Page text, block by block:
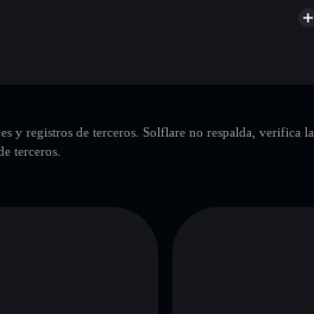
y registros de terceros. Solflare no respalda, verifica la
terceros.